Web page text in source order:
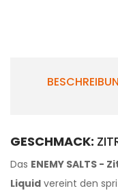
GESCHMACK:
Das ENEMY SALTS -
Liquid vereint den